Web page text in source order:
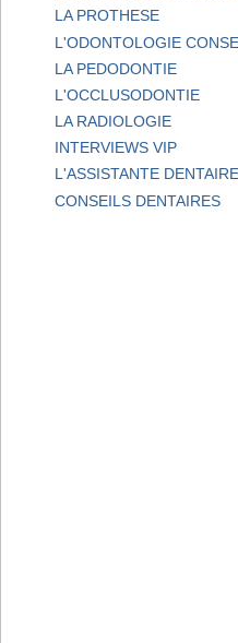
LA PROTHESE
L'ODONTOLOGIE
LA PEDODONTIE
L'OCCLUSODONTIE
LA RADIOLOGIE
INTERVIEWS VIP
L'ASSISTANTE DENTAIRE
CONSEILS DENTAIRES